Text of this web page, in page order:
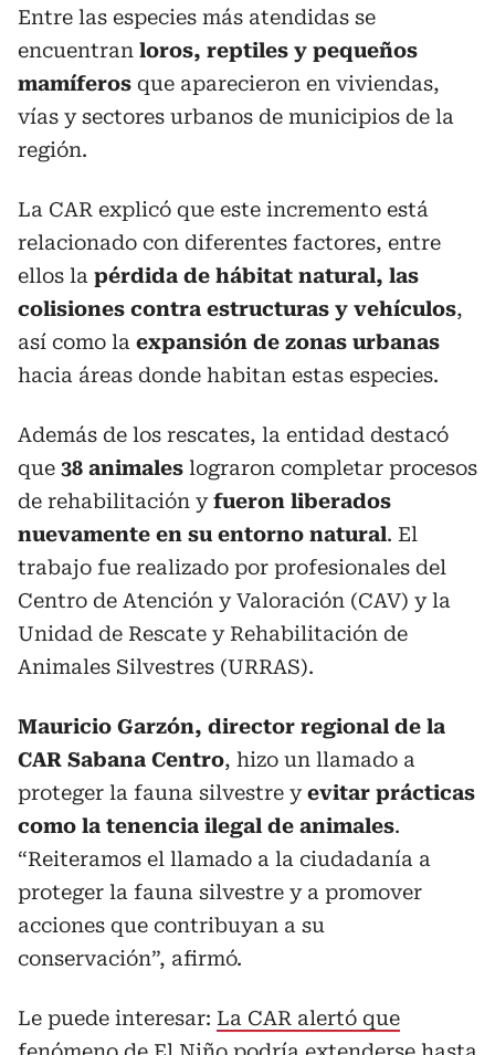
Entre las especies más atendidas se
encuentran loros, reptiles y pequeños
mamíferos que aparecieron en viviendas,
vías y sectores urbanos de municipios de la
región.
La CAR explicó que este incremento está
relacionado con diferentes factores, entre
ellos la pérdida de hábitat natural, las
colisiones contra estructuras y vehículos,
así como la expansión de zonas urbanas
hacia áreas donde habitan estas especies.
Además de los rescates, la entidad destacó
que 38 animales lograron completar procesos
de rehabilitación yfueron liberados
nuevamente en su entorno natural. El
trabajo fue realizado por profesionales del
Centro de Atención y Valoración (CAV) y la
Unidad de Rescate y Rehabilitación de
Animales Silvestres (URRAS).
Mauricio Garzón, director regional de la
CAR Sabana Centro, hizo un llamado a
proteger la fauna silvestre yevitar prácticas
como la tenencia ilegal de animales.
“Reiteramos el llamado a la ciudadanía a
proteger la fauna silvestre y a promover
acciones que contribuyan a su
conservación”, afirmó.
Le puede interesar: La CAR alertó que